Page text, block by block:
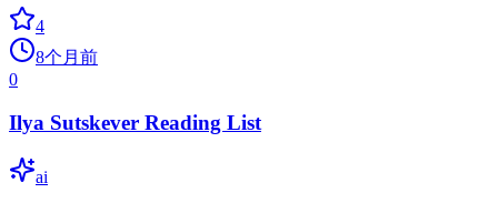
4
8个月前
0
Ilya Sutskever Reading List
ai